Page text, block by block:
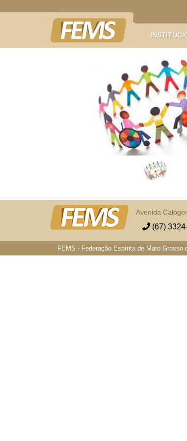
Avenida
(67)
FEMS - Federação Espírita de Mato Grosso